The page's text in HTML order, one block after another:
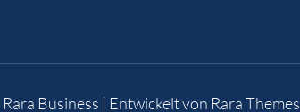
Rara Business | Entwickelt von Rara Themes